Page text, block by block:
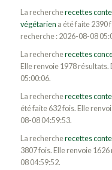
La rechercherecettes
végétarien a été faite 2390
recherche : 2026-08-08
La rechercherecettes
Elle renvoie 1978
05:00:06.
La rechercherecettes
été faite 632 fois. Elle
08-08 04:59:53.
La rechercherecettes
3807 fois. Elle renvoie
08 04:59:52.